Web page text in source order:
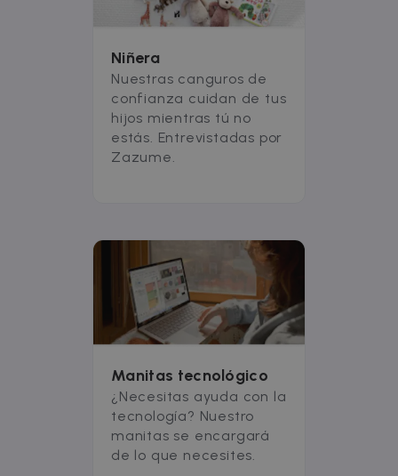
Niñera
Nuestras canguros de
confianza cuidan de tus
hijos mientras tú no
estás. Entrevistadas por
Zazume.
Manitas tecnológico
¿Necesitas ayuda con la
tecnología? Nuestro
manitas se encargará
de lo que necesites.